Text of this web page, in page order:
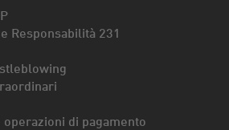
Responsabilità 231
di pagamento